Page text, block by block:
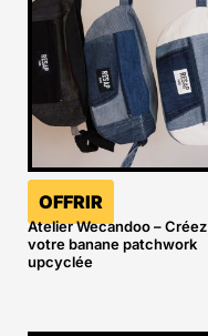
OFFRIR
Atelier Wecandoo – Créez
votre banane patchwork
upcyclée